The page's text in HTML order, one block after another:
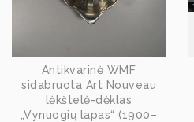
Antikvarinė WMF
sidabruota Art Nouveau
lėkštelė-dėklas
„Vynuogių lapas“ (1900–